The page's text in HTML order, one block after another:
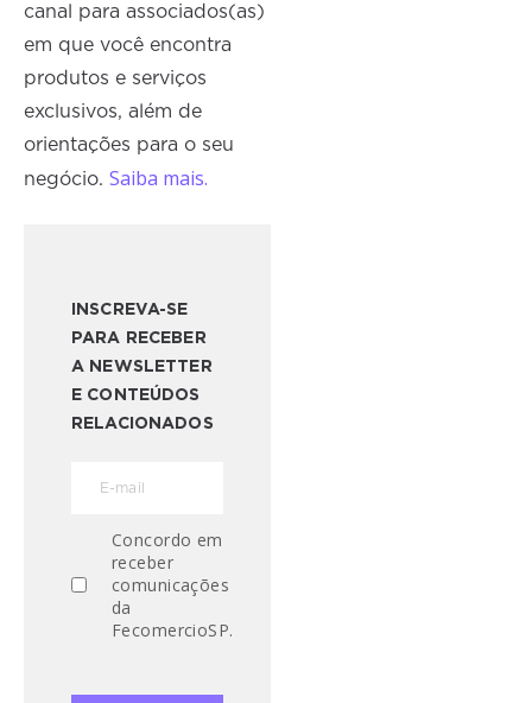
canal para associados(as)
em que você encontra
produtos e serviços
exclusivos, além de
orientações para o seu
negócio.Saiba mais.
INSCREVA-SE
PARA RECEBER
A NEWSLETTER
E CONTEÚDOS
RELACIONADOS
Concordo em
receber
comunicações
da
FecomercioSP.